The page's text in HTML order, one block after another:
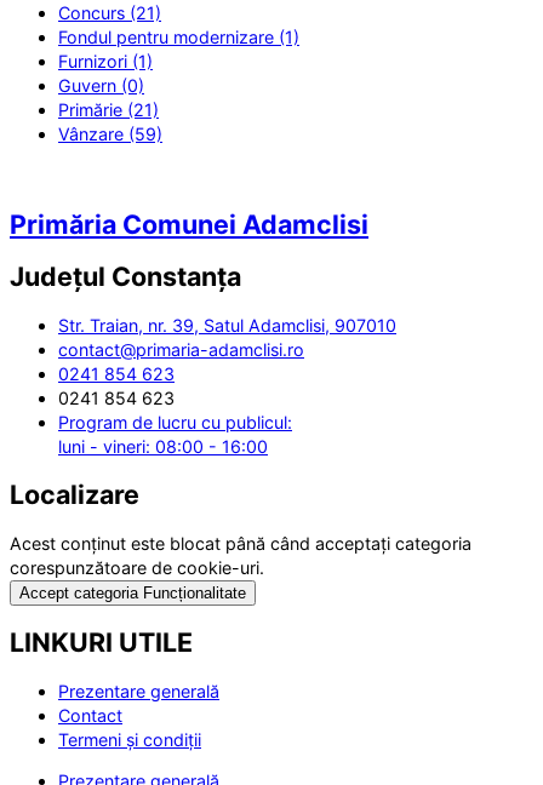
Concurs (21)
Fondul pentru modernizare (1)
Furnizori (1)
Guvern (0)
Primărie (21)
Vânzare (59)
Primăria Comunei Adamclisi
Județul Constanța
Str. Traian, nr. 39, Satul Adamclisi, 907010
contact@primaria-adamclisi.ro
0241 854 623
0241 854 623
Program de lucru cu publicul:
luni - vineri: 08:00 - 16:00
Localizare
Acest conținut este blocat până când acceptați categoria
corespunzătoare de cookie-uri.
Accept categoria Funcționalitate
LINKURI UTILE
Prezentare generală
Contact
Termeni și condiții
Prezentare generală